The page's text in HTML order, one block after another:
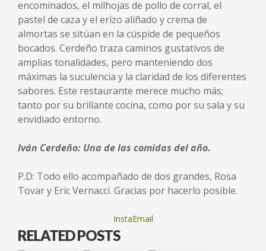
encominados, el milhojas de pollo de corral, el
pastel de caza y el erizo aliñado y crema de
almortas se sitúan en la cúspide de pequeños
bocados. Cerdeño traza caminos gustativos de
amplias tonalidades, pero manteniendo dos
máximas la suculencia y la claridad de los diferentes
sabores. Este restaurante merece mucho más;
tanto por su brillante cocina, como por su sala y su
envidiado entorno.
Iván Cerdeño: Una de las comidas del año.
P.D: Todo ello acompañado de dos grandes, Rosa
Tovar y Eric Vernacci. Gracias por hacerlo posible.
InstaEmail
RELATED POSTS